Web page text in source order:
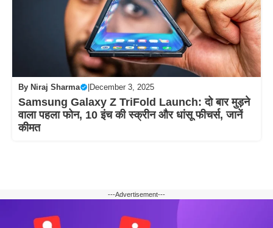
By Niraj Sharma December 3, 2025
Samsung Galaxy Z TriFold Launch: दो बार मुड़ने
वाला पहला फोन, 10 इंच की स्क्रीन और धांसू फीचर्स, जानें
कीमत
---Advertisement---